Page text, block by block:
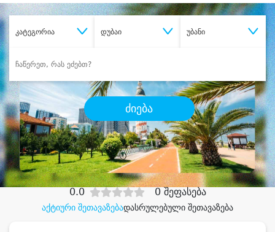
კატეგორია დუბაი უბანი
ძიება
შეიძინესასურველი მომსახურება
დიდი დანაზოგით
აქტიური შეთავაზებადასრულებული შეთავაზება
0.0 0 შეფასება